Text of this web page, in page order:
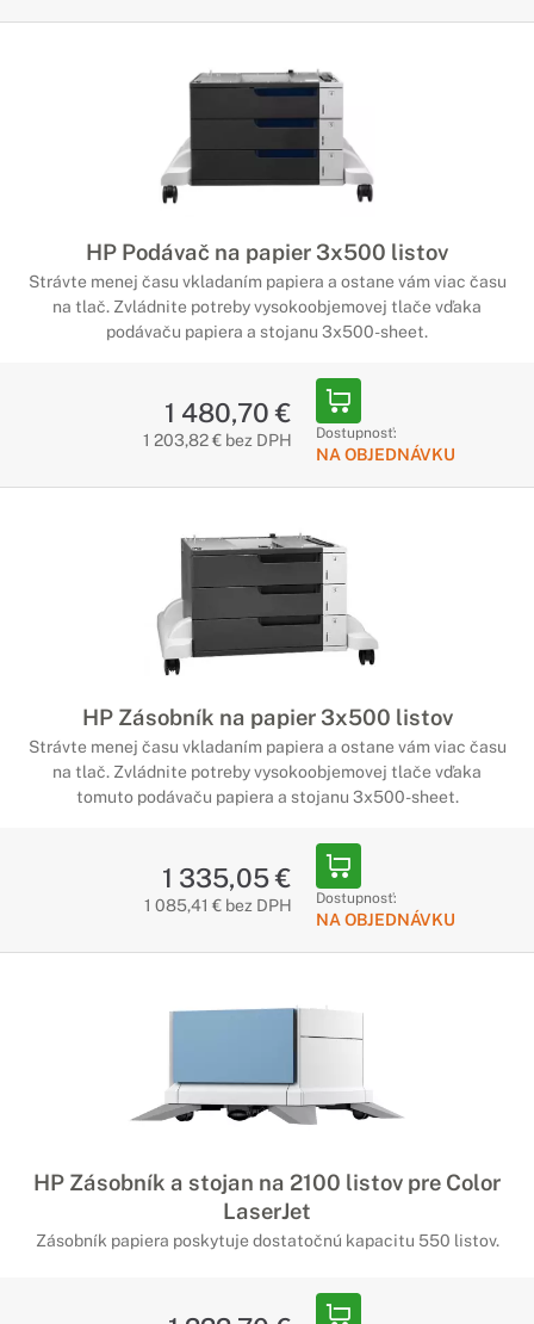
HP Podávač na papier 3x500 listov
Strávte menej času vkladaním papiera a ostane vám viac času
na tlač. Zvládnite potreby vysokoobjemovej tlače vďaka
podávaču papiera a stojanu 3x500-sheet.
1 480,70 €
1 203,82 € bez DPH Dostupnosť:
NA OBJEDNÁVKU
HP Zásobník na papier 3x500 listov
Strávte menej času vkladaním papiera a ostane vám viac času
na tlač. Zvládnite potreby vysokoobjemovej tlače vďaka
tomuto podávaču papiera a stojanu 3x500-sheet.
1 335,05 €
1 085,41 € bez DPH Dostupnosť:
NA OBJEDNÁVKU
HP Zásobník a stojan na 2100 listov pre Color
LaserJet
Zásobník papiera poskytuje dostatočnú kapacitu 550 listov.